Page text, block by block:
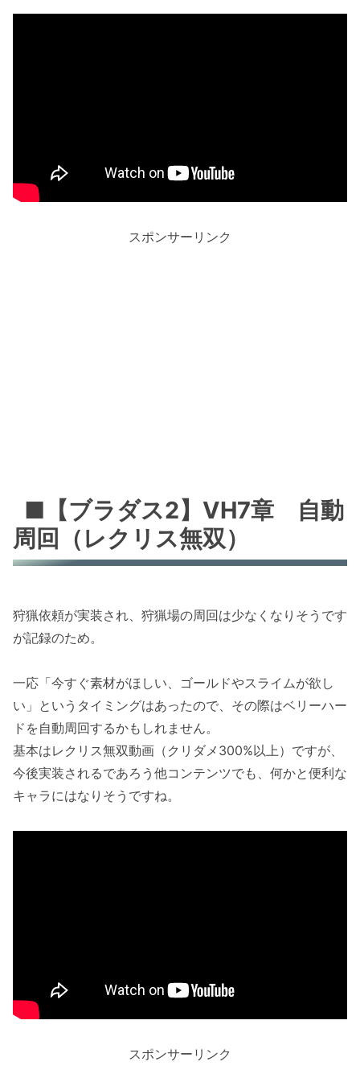
スポンサーリンク
■【ブラダス2】VH7章 自動
周回（レクリス無双）
狩猟依頼が実装され、狩猟場の周回は少なくなりそうです
が記録のため。
一応「今すぐ素材がほしい、ゴールドやスライムが欲し
い」というタイミングはあったので、その際はベリーハー
ドを自動周回するかもしれません。
基本はレクリス無双動画（クリダメ300%以上）ですが、
今後実装されるであろう他コンテンツでも、何かと便利な
キャラにはなりそうですね。
スポンサーリンク